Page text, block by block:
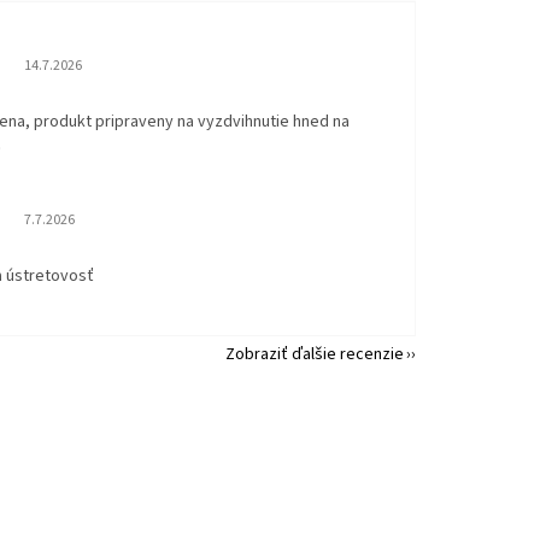
Hodnotenie obchodu je 5 z 5 hviezdičiek.
14.7.2026
produkt pripraveny na vyzdvihnutie hned na
Hodnotenie obchodu je 5 z 5 hviezdičiek.
7.7.2026
ústretovosť
Zobraziť ďalšie recenzie